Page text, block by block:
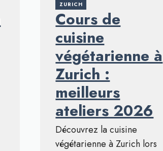
ZURICH
Cours de
cuisine
végétarienne à
Zurich :
meilleurs
ateliers 2026
Découvrez la cuisine
végétarienne à Zurich lors